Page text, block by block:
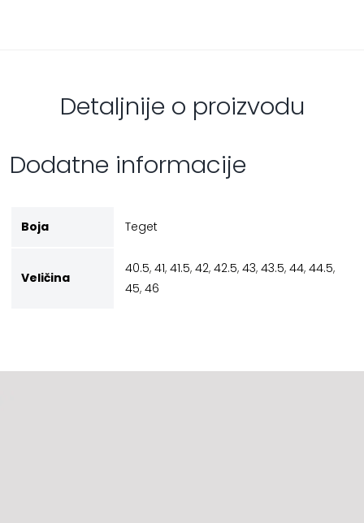
Detaljnije o proizvodu
Dodatne informacije
Boja Teget
Veličina
40.5, 41, 41.5, 42, 42.5, 43, 43.5, 44, 44.5,
45, 46